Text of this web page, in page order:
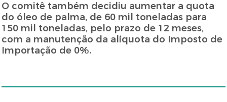
O comitê também decidiu aumentar a quota
do óleo de palma, de 60 mil toneladas para
150 mil toneladas, pelo prazo de 12 meses,
com a manutenção da alíquota do Imposto de
Importação de 0%.